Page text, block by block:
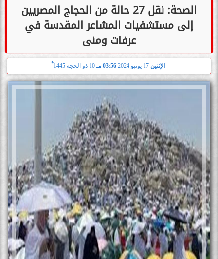
الصحة: نقل 27 حالة من الحجاج المصريين
إلى مستشفيات المشاعر المقدسة في
عرفات ومنى
الإثنين 17 يونيو 2024 03:56 مـ 10 ذو الحجة 1445
هـ